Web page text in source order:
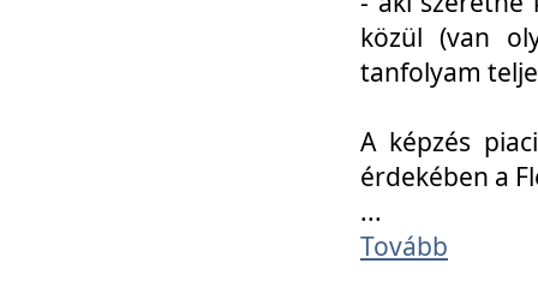
közül (van
tanfolyam
A képzés
érdekében a
...
Tovább